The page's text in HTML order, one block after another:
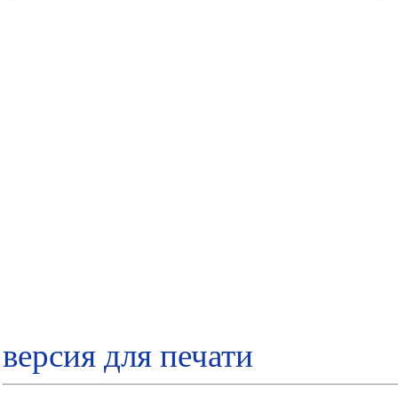
версия для печати